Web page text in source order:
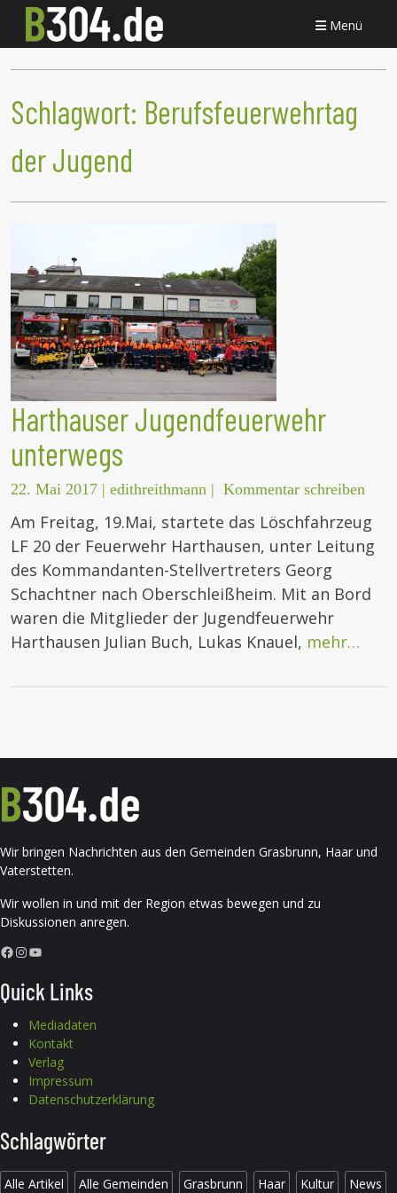
Menü
Schlagwort: Berufsfeuerwehrtag
der Jugend
Harthauser Jugendfeuerwehr
unterwegs
22. Mai 2017 | edithreithmann | Kommentar schreiben
Am Freitag, 19.Mai, startete das Löschfahrzeug
LF 20 der Feuerwehr Harthausen, unter Leitung
des Kommandanten-Stellvertreters Georg
Schachtner nach Oberschleißheim. Mit an Bord
waren die Mitglieder der Jugendfeuerwehr
Harthausen Julian Buch, Lukas Knauel, mehr…
Wir bringen Nachrichten aus den Gemeinden Grasbrunn, Haar und
Vaterstetten.
Wir wollen in und mit der Region etwas bewegen und zu
Diskussionen anregen.
Facebook InstagramYouTube
Quick Links
Mediadaten
Kontakt
Verlag
Impressum
Datenschutzerklärung
Schlagwörter
Alle Artikel Alle Gemeinden Grasbrunn Haar Kultur News